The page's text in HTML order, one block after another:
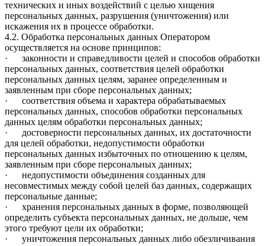
технических и иных воздействий с целью хищения
персональных данных, разрушения (уничтожения) или
искажения их в процессе обработки.
4.2. Обработка персональных данных Оператором
осуществляется на основе принципов:
· законности и справедливости целей и способов обработки
персональных данных, соответствия целей обработки
персональных данных целям, заранее определенным и
заявленным при сборе персональных данных;
· соответствия объема и характера обрабатываемых
персональных данных, способов обработки персональных
данных целям обработки персональных данных;
· достоверности персональных данных, их достаточности
для целей обработки, недопустимости обработки
персональных данных избыточных по отношению к целям,
заявленным при сборе персональных данных;
· недопустимости объединения созданных для
несовместимых между собой целей баз данных, содержащих
персональные данные;
· хранения персональных данных в форме, позволяющей
определить субъекта персональных данных, не дольше, чем
этого требуют цели их обработки;
· уничтожения персональных данных либо обезличивания